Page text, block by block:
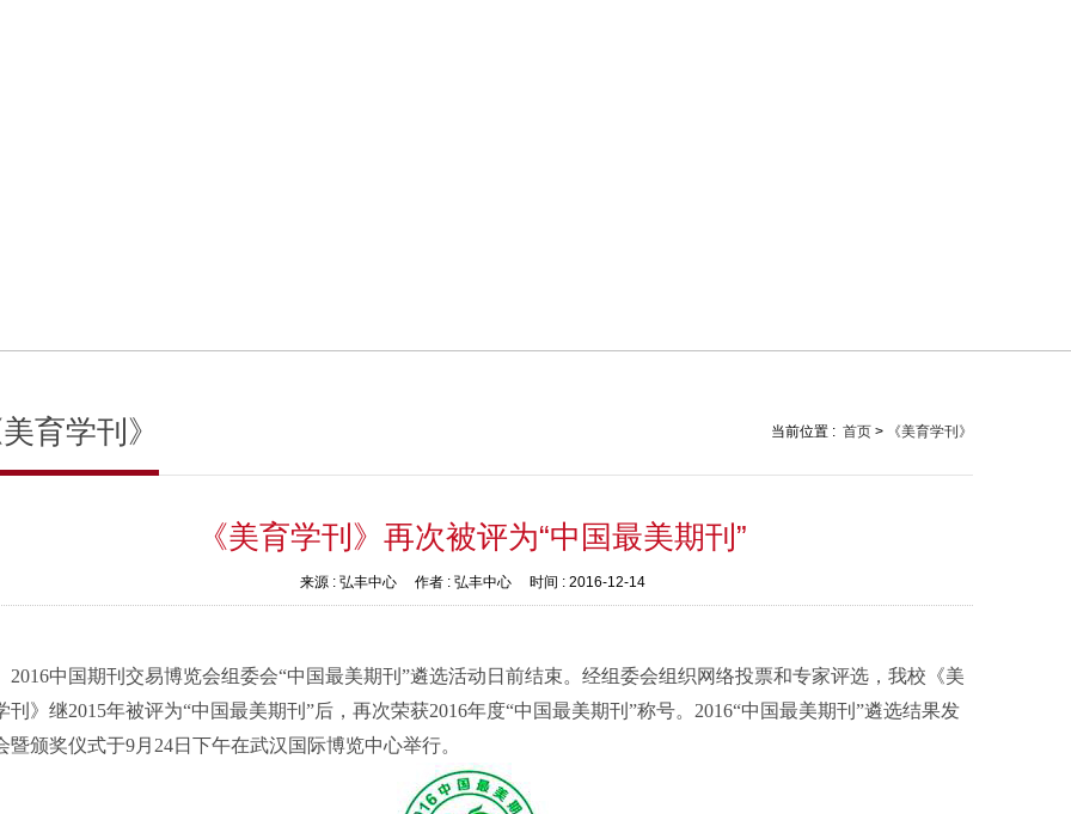
育学刊》 当前位置 : 首页> 《美育学刊》
《美育学刊》再次被评为“中国最美期刊”
来源 : 弘丰中心作者 : 弘丰中心时间 : 2016-12-14
2016中国期刊交易博览会组委会“中国最美期刊”遴选活动日前结束。经组委会组织网络投票和专家评选，我校《美
刊》继2015年被评为“中国最美期刊”后，再次荣获2016年度“中国最美期刊”称号。 2016“中国最美期刊”遴选结果发
暨颁奖仪式于9月 24日下午在武汉国际博览中心举行。